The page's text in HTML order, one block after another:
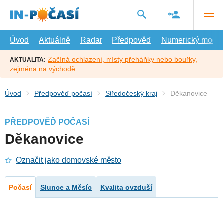
hlavní
Úvod
Aktuálně Radar Předpověď Numerický model
AKTUALITA: Začíná ochlazení, místy přeháňky nebo bouřky,
zejména na východě
Úvod Předpověď počasí Středočeský kraj Děkanovice
PŘEDPOVĚĎ POČASÍ
Děkanovice
Označit jako domovské město
Počasí Slunce a Měsíc Kvalita ovzduší